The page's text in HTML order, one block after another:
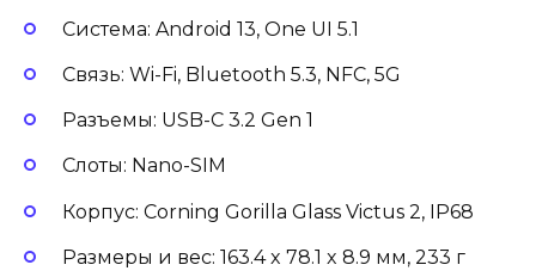
Система: Android 13, One UI 5.1
Связь: Wi-Fi, Bluetooth 5.3, NFC, 5G
Разъемы: USB-C 3.2 Gen 1
Слоты: Nano-SIM
Корпус: Corning Gorilla Glass Victus 2, IP68
Размеры и вес: 163.4 x 78.1 x 8.9 мм, 233 г